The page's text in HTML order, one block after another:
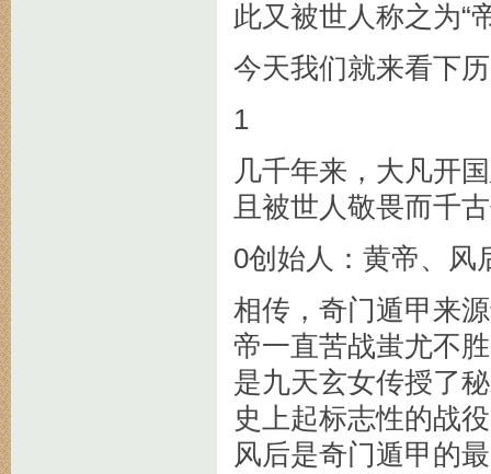
此又被世人称之为“
今天我们就来看下
1
几千年来，大凡开
且被世人敬畏而千
0创始人：黄帝、风
相传，奇门遁甲来
帝一直苦战蚩尤不
是九天玄女传授了
史上起标志性的战
风后是奇门遁甲的